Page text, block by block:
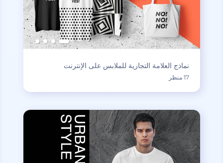
نماذج العلامة التجارية للملابس على الإنترنت
17 منظر